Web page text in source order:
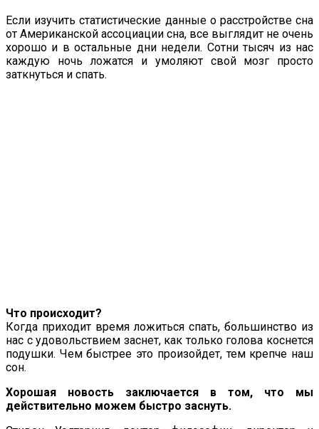
Если изучить статистические данные о расстройстве сна
от Американской ассоциации сна, все выглядит не очень
хорошо и в остальные дни недели. Сотни тысяч из нас
каждую ночь ложатся и умоляют свой мозг просто
заткнуться и спать.
Что происходит?
Когда приходит время ложиться спать, большинство из
нас с удовольствием заснет, как только голова коснется
подушки. Чем быстрее это произойдет, тем крепче наш
сон.
Хорошая новость заключается в том, что мы
действительно можем быстро заснуть.